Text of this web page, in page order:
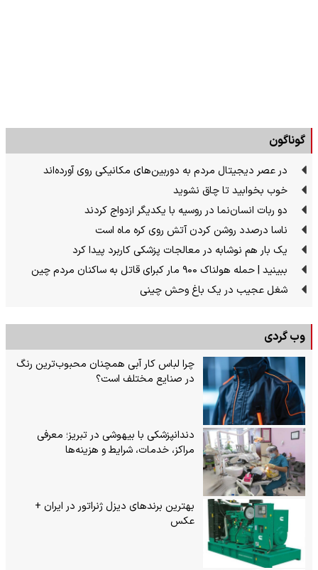
گوناگون
در عصر دیجیتال مردم به دوربین‌های مکانیکی روی آورده‌اند
خوب بخوابید تا چاق نشوید
دو ربات انسان‌نما در روسیه با یکدیگر ازدواج کردند
ناسا درصدد روشن کردن آتش روی کره ماه است
یک بار هم نوشابه در معالجات پزشکی کاربرد پیدا کرد
ببینید | حمله هولناک ۹۰۰ مار کبرای قاتل به ساکنان مردم چین
شغل عجیب در یک باغ وحش چینی
وب گردی
چرا لباس کار آبی همچنان محبوب‌ترین رنگ
در صنایع مختلف است؟
دندانپزشکی با بیهوشی در تبریز؛ معرفی
مراکز، خدمات، شرایط و هزینه‌ها
بهترین برندهای دیزل ژنراتور در ایران +
عکس